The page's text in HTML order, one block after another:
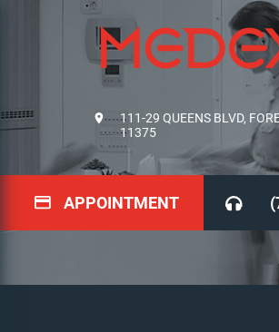
111-29 QUEENS BLVD,
11375
APPOINTMENT